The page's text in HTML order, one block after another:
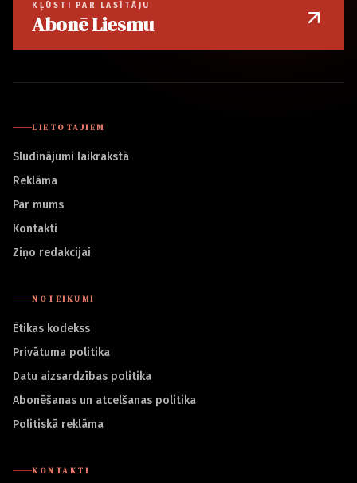
KĻŪSTI PAR LASĪTĀJU
Abonē Liesmu
LIETOTĀJIEM
Sludinājumi laikrakstā
Reklāma
Par mums
Kontakti
Ziņo redakcijai
NOTEIKUMI
Ētikas kodekss
Privātuma politika
Datu aizsardzības politika
Abonēšanas un atcelšanas politika
Politiskā reklāma
KONTAKTI